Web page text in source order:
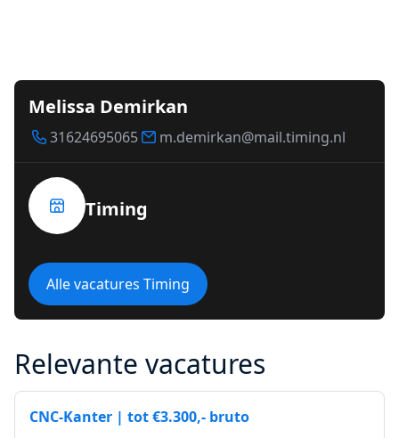
Melissa Demirkan
31624695065 m.demirkan@mail.timing.nl
Timing
Alle vacatures Timing
Relevante vacatures
CNC‑Kanter | tot €3.300,- bruto